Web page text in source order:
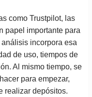
como Trustpilot, las
papel importante para
incorpora esa
de uso, tiempos de
Al mismo tiempo, se
para empezar,
realizar depósitos.